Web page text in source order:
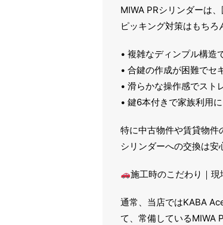
MIWA PRシリンダーは
ピッキング対策はもちろ
• 複雑なディンプル構造
• 合鍵の作成が困難でセ
• 滑らかな操作感でスト
• 鍵6本付きで家族利用
特に中古物件や賃貸物件
シリンダーへの交換は安
施工時のこだわり｜
通常、当店ではKABA
て、常備しているMIWA